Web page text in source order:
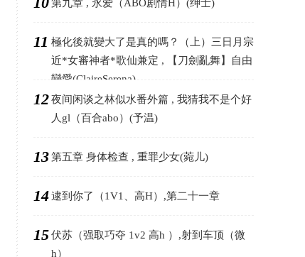
第九章 , 永爱（ABO剧情H）(绅士)
11 極化後就變大了是真的嗎？（上）三日月宗
近*女審神者*歌仙兼定 , 【刀劍亂舞】自由
戀愛(ClaireSerena)
12夜间闲谈之林似水番外篇 , 我猜我不是个好
人gl（百合abo）(予温)
13第五章 身体检查 , 重罪少女(菀儿)
14逮到你了（1V1、高H）,第二十一章
15伏苏（强取巧夺 1v2 高h ）,射到车顶（微
h）